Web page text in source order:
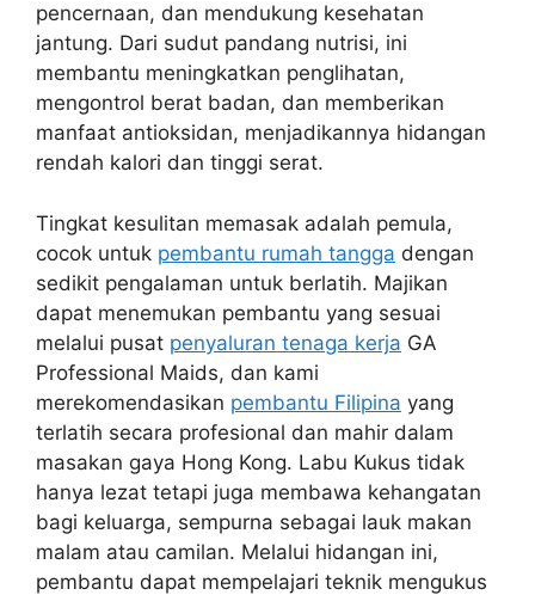
pencernaan, dan mendukung kesehatan
jantung. Dari sudut pandang nutrisi, ini
membantu meningkatkan penglihatan,
mengontrol berat badan, dan memberikan
manfaat antioksidan, menjadikannya hidangan
rendah kalori dan tinggi serat.
Tingkat kesulitan memasak adalah pemula,
cocok untuk pembantu rumah tangga dengan
sedikit pengalaman untuk berlatih. Majikan
dapat menemukan pembantu yang sesuai
melalui pusat penyaluran tenaga kerja GA
Professional Maids, dan kami
merekomendasikan pembantu Filipina yang
terlatih secara profesional dan mahir dalam
masakan gaya Hong Kong. Labu Kukus tidak
hanya lezat tetapi juga membawa kehangatan
bagi keluarga, sempurna sebagai lauk makan
malam atau camilan. Melalui hidangan ini,
pembantu dapat mempelajari teknik mengukus